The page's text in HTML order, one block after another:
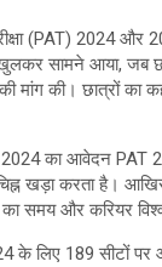
(PAT) 2024
खुलकर सामने आया, जब
मांग की। छात्रों
2024 का आवेदन PAT
खड़ा करता
का समय और करियर
लिए 189 सीटों पर